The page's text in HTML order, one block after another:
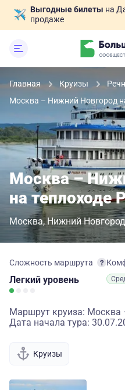
Выгодные билеты на
продаже
Главная Круизы
Москва – Нижний Новгород
Москва –
на теплоходе
Москва Нижний Новгород
Сложность маршрута
Легкий уровень
Маршрут круиза: Москва
Дата начала тура:
Круизы